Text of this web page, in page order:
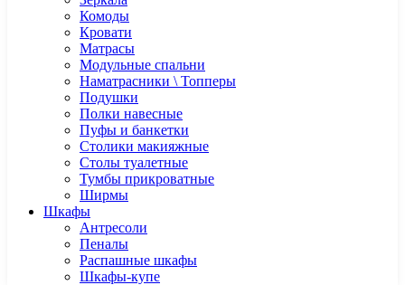
Комоды
Кровати
Матрасы
Модульные спальни
Наматрасники \ Топперы
Подушки
Полки навесные
Пуфы и банкетки
Столики макияжные
Столы туалетные
Тумбы прикроватные
Ширмы
Шкафы
Антресоли
Пеналы
Распашные шкафы
Шкафы-купе